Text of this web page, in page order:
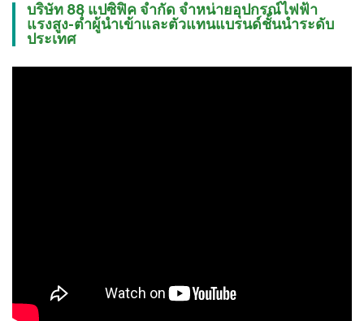
บริษัท 88 แปซิฟิค จำกัด จำหน่ายอุปกรณ์ไฟฟ้า
แรงสูง-ต่ำผู้นำเข้าและตัวแทนแบรนด์ชั้นนำระดับ
ประเทศ